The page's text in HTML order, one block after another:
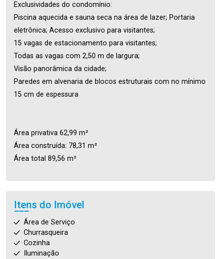
Exclusividades do condomínio:
Piscina aquecida e sauna seca na área de lazer; Portaria
eletrônica; Acesso exclusivo para visitantes;
15 vagas de estacionamento para visitantes;
Todas as vagas com 2,50 m de largura;
Visão panorâmica da cidade;
Paredes em alvenaria de blocos estruturais com no mínimo
15 cm de espessura
Área privativa 62,99 m²
Área construída: 78,31 m²
Área total 89,56 m²
Itens do Imóvel
Área de Serviço
Churrasqueira
Cozinha
Iluminação